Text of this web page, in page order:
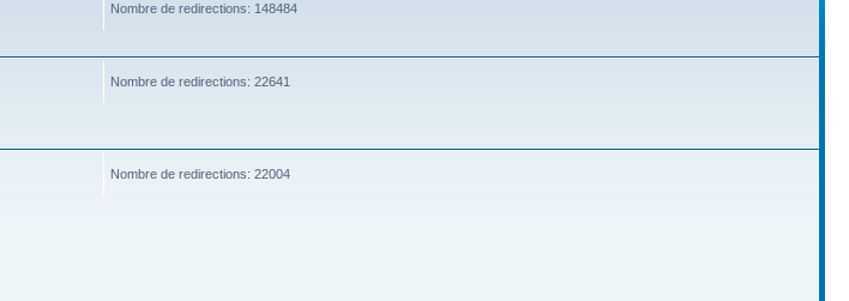
Nombre de redirections: 148484
Nombre de redirections: 22641
Nombre de redirections: 22004